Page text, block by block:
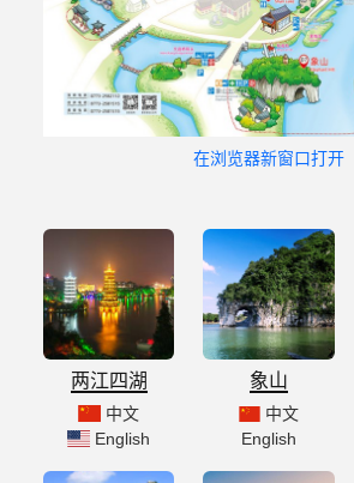
在浏览器新窗口打开
两江四湖
中文
English
象山
中文
English